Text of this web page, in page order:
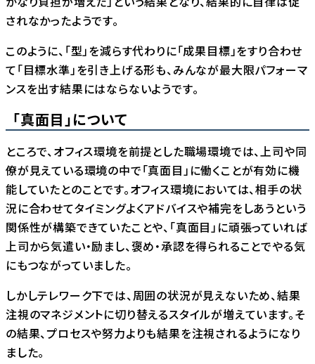
されなかったようです。
このように、「型」を減らす代わりに「成果目標」をすり合わせ
て「目標水準」を引き上げる形も、みんなが最大限パフォーマ
ンスを出す結果にはならないようです。
「真面目」について
ところで、オフィス環境を前提とした職場環境では、上司や同
僚が見えている環境の中で「真面目」に働くことが有効に機
能していたとのことです。オフィス環境においては、相手の状
況に合わせてタイミングよくアドバイスや補完をしあうという
関係性が構築できていたことや、「真面目」に頑張っていれば
上司から気遣い・励まし、褒め・承認を得られることでやる気
にもつながっていました。
しかしテレワーク下では、周囲の状況が見えないため、結果
注視のマネジメントに切り替えるスタイルが増えています。そ
の結果、プロセスや努力よりも結果を注視されるようになり
ました。